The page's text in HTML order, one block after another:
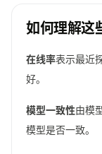
如何理解这
在线率表示最近
好。
模型一致性由模
模型是否一致。